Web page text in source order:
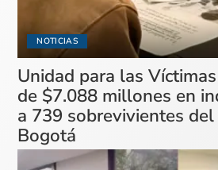
NOTICIAS
Unidad para las
de $7.088 millones en
a 739 sobrevivientes
Bogotá